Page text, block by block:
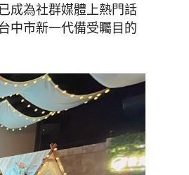
成為社群媒體上熱門話
中市新一代備受矚目的